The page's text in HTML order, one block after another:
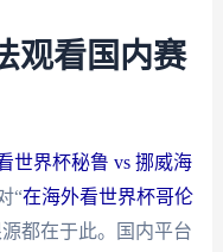
观看国内赛
世界杯秘鲁 vs 挪威海
“在海外看世界杯哥伦
都在于此。国内平台